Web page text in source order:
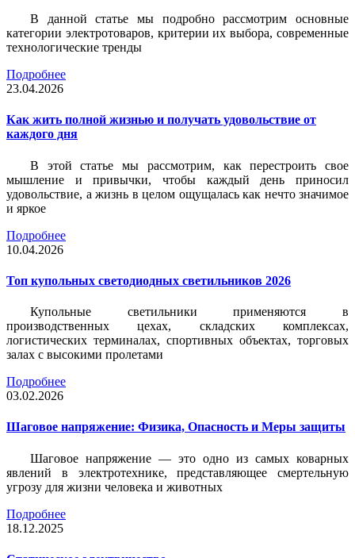
В данной статье мы подробно рассмотрим основные
категории электротоваров, критерии их выбора, современные
технологические тренды
Подробнее
23.04.2026
Как жить полной жизнью и получать удовольствие от
каждого дня
В этой статье мы рассмотрим, как перестроить свое
мышление и привычки, чтобы каждый день приносил
удовольствие, а жизнь в целом ощущалась как нечто значимое
и яркое
Подробнее
10.04.2026
Топ купольных светодиодных светильников 2026
Купольные светильники применяются в
производственных цехах, складских комплексах,
логистических терминалах, спортивных объектах, торговых
залах с высокими пролетами
Подробнее
03.02.2026
Шаговое напряжение: Физика, Опасность и Меры защиты
Шаговое напряжение — это одно из самых коварных
явлений в электротехнике, представляющее смертельную
угрозу для жизни человека и животных
Подробнее
18.12.2025